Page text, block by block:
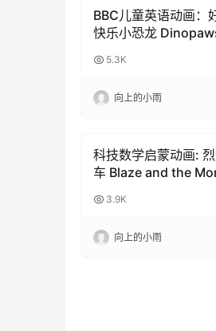
3-6岁动画
BBC儿童英语动画：
快乐小恐龙
5.3K
向上的小雨
3-6岁动画
科技数学启蒙动画:
车 Blaze and the
720P
3.9K
向上的小雨